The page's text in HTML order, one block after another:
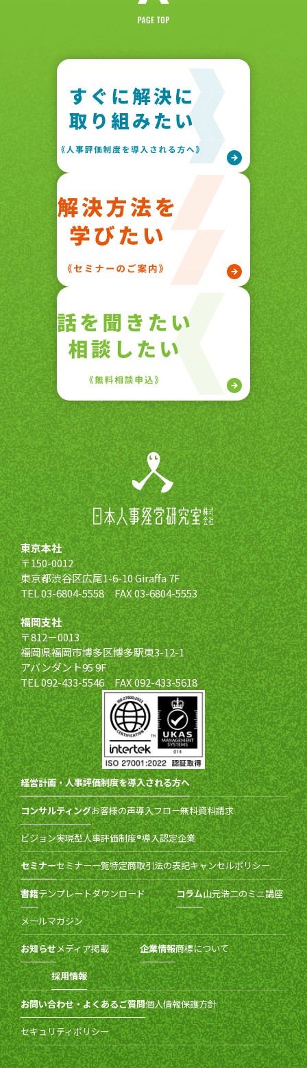
東京本社
〒150-0012
東京都渋谷区広尾1-6-10 Giraffa 7F
TEL 03-6804-5558 FAX 03-6804-5553
福岡支社
〒812－0013
福岡県福岡市博多区博多駅東3-12-1
アバンダント95 9F
TEL 092-433-5546 FAX 092-433-5618
経営計画・人事評価制度を導入される方へ
コンサルティングお客様の声導入フロー無料資料請求
ビジョン実現型人事評価制度®導入認定企業
セミナーセミナー一覧特定商取引法の表記キャンセルポリシー
書籍テンプレートダウンロード コラム山元浩二のミニ講座
メールマガジン
お知らせメディア掲載 企業情報商標について
採用情報
お問い合わせ・よくあるご質問個人情報保護方針
セキュリティポリシー